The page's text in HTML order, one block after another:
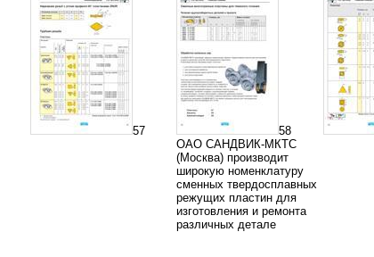
57
58
ОАО САНДВИК-МКТС
(Москва) производит
широкую номенклатуру
сменных твердосплавных
режущих пластин для
изготовления и ремонта
различных детале